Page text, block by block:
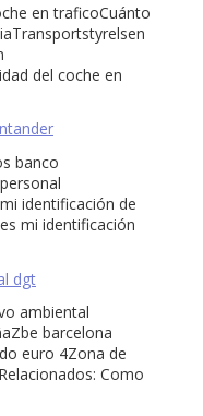
en traficoCuánto
del coche en
banco
identificación de
mi identificación
dgt
ambiental
barcelona
euro 4Zona de
Como